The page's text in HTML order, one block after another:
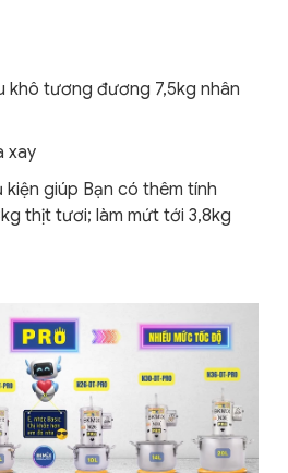
khô tương đương 7,5kg nhân
xay
kiện giúp Bạn có thêm tính
thịt tươi; làm mứt tới 3,8kg